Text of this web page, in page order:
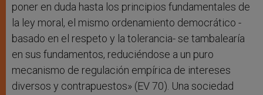
poner en duda hasta los principios fundamentales de
la ley moral, el mismo ordenamiento democrático -
basado en el respeto y la tolerancia- se tambalearía
en sus fundamentos, reduciéndose a un puro
mecanismo de regulación empírica de intereses
diversos y contrapuestos» (EV 70). Una sociedad